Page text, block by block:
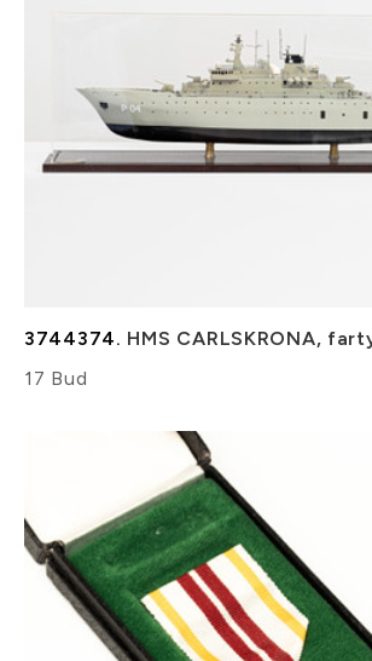
3744374. HMS CARLSKRONA,
17 Bud